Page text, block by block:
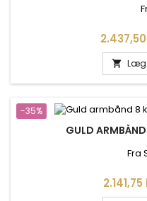
Pris
 Læg
-35%
GULD
Fra
Pris
2.141,75